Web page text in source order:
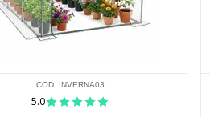
COD. INVERNA03
5.0